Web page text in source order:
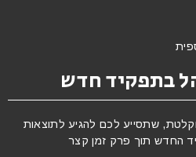
חדש
לכם להגיע לתוצאות
פרק זמן קצר